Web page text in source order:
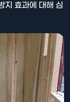
지 효과에 대해 심